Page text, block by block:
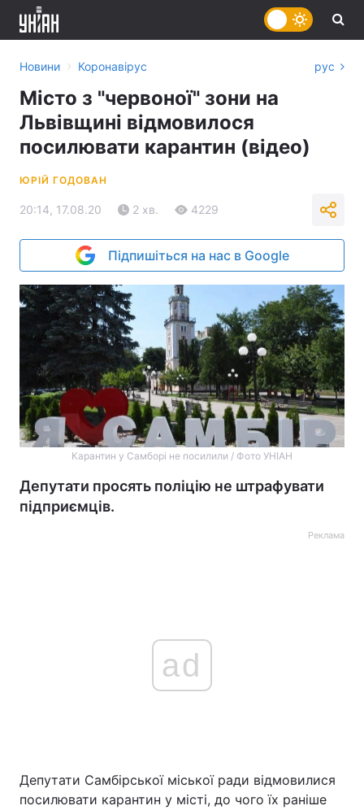
Головна Війна
Новини › Коронавірус рус
Місто з "червоної" зони на
Львівщині відмовилося
посилювати карантин (відео)
ЮРІЙ ГОДОВАН
20:14, 17.08.20 2 хв. 4229
Підпишіться на нас в Google
Карантин у Самборі не посилили / Фото УНІАН
Депутати просять поліцію не штрафувати
підприємців.
Реклама
ad
Депутати Самбірської міської ради відмовилися
посилювати карантин у місті, до чого їх раніше